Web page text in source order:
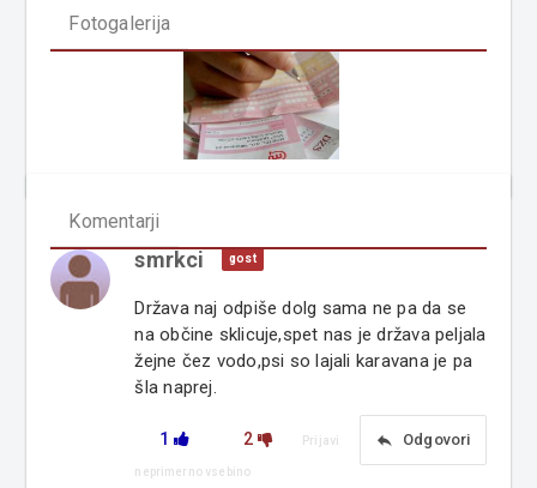
Fotogalerija
Komentarji
smrkci gost
Država naj odpiše dolg sama ne pa da se
na občine sklicuje,spet nas je država peljala
žejne čez vodo,psi so lajali karavana je pa
šla naprej.
1 2 reply Odgovori
Prijavi
neprimerno vsebino